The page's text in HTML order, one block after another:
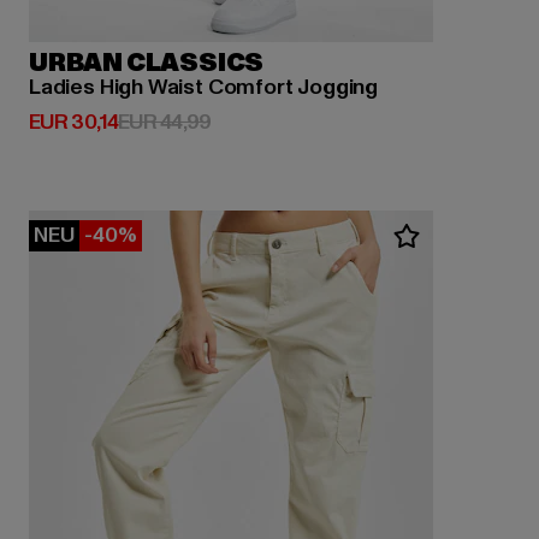
URBAN CLASSICS
Ladies High Waist Comfort Jogging
EUR 30,14
Derzeitiger Preis: EUR 30,14
EUR 44,99Aktionspreis: EUR 44,99
NEU -40%